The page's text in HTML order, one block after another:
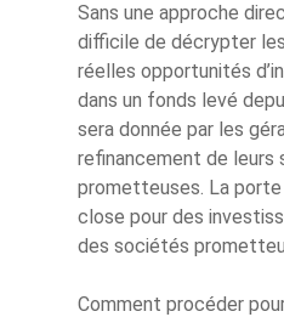
Sans une approche
difficile de décrypter
réelles opportunités
dans un fonds levé
sera donnée par les
refinancement de leurs
prometteuses. La
close pour des
des sociétés
Comment procéder